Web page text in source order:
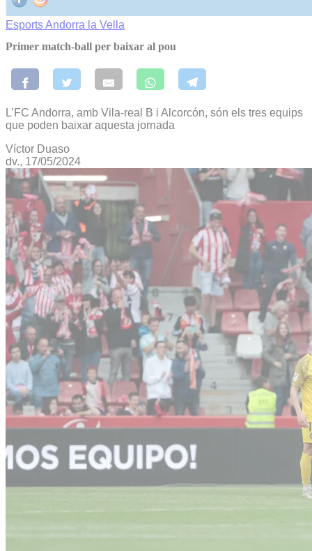
EsportsAndorra la Vella
Primer match-ball per baixar al pou
L’FC Andorra, amb Vila-real B i Alcorcón, són els tres equips
que poden baixar aquesta jornada
Víctor Duaso
dv., 17/05/2024